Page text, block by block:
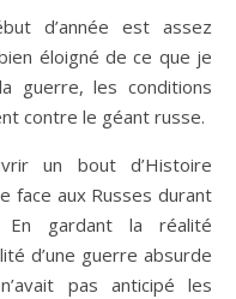
d’année est assez
éloigné de ce que je
guerre, les conditions
contre le géant russe.
un bout d’Histoire
face aux Russes durant
En gardant la réalité
d’une guerre absurde
pas anticipé les